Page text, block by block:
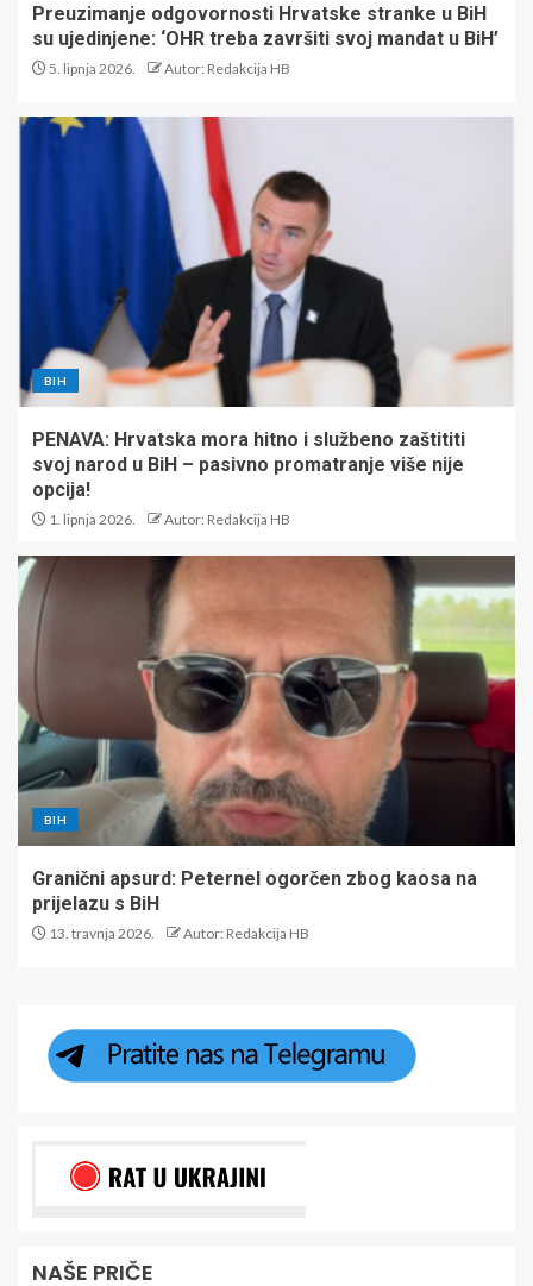
Preuzimanje odgovornosti Hrvatske stranke u BiH
su ujedinjene: ‘OHR treba završiti svoj mandat u BiH’
5. lipnja 2026. Autor: Redakcija HB
BIH
PENAVA: Hrvatska mora hitno i službeno zaštititi
svoj narod u BiH – pasivno promatranje više nije
opcija!
1. lipnja 2026. Autor: Redakcija HB
BIH
Granični apsurd: Peternel ogorčen zbog kaosa na
prijelazu s BiH
13. travnja 2026. Autor: Redakcija HB
NAŠE PRIČE